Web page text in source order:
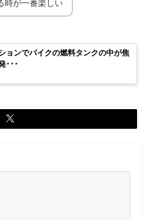
時が一番楽しい
ョンでバイクの燃料タンクの中が焦
･･･